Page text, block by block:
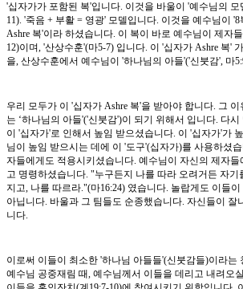
'십자가가 포함된 복'입니다. 이것을 바울이 '예수님의
11). '죽음 + 부활 = 영광' 모델입니다. 이것을 예수님이
Ashre 복'이라 하셨습니다. 이 복이 바로 예수님이 제자
12)이며, '산상수훈'(마5-7) 입니다. 이 '십자가 Ashre 복'
을, 산상수훈에서 예수님이 '하나님의 아들'('신붓감', 마
우리 모두가 이 '십자가 Ashre 복'을 받아야 합니다. 그
는 ‘하나님의 아들'('신붓감')이 되기 위해서 입니다. 다시
이 '십자가'로 인해서 높임 받으셨습니다. 이 '십자가'가
님이 높임 받으시는 데에 이 '도구'(십자가)를 사용하셨
자들에게도 적용시키셨습니다. 예수님이 자신의 제자
고 명령하셨습니다. "누구든지 나를 따라 오려거든 자기
지고, 나를 따르라."(마16:24) 였습니다. 놀랍게도 이들이
아닙니다. 바울과 그 팀들도 순종했습니다. 자신들이 잘
니다.
이로써 이들이 최소한 '하나님 아들들'(신붓감들)이라는
예수님 공중재림 때, 예수님께서 이들을 데리고 내려오